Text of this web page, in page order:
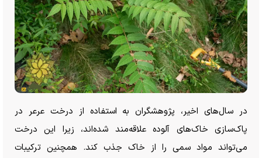
در سال‌های اخیر، پژوهشگران به استفاده از درخت عرعر در
پاک‌سازی خاک‌های آلوده علاقه‌مند شده‌اند، زیرا این درخت
می‌تواند مواد سمی را از خاک جذب کند. همچنین ترکیبات